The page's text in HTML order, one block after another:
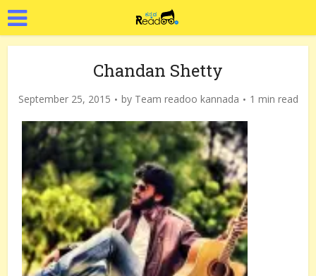
Chandan Shetty
September 25, 2015 by Team readoo kannada 1 min read